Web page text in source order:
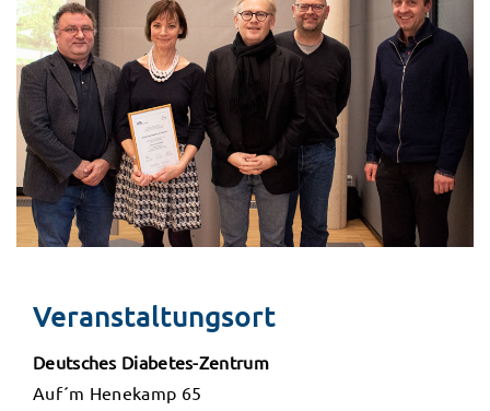
Veranstaltungsort
Deutsches Diabetes-Zentrum
Auf´m Henekamp 65